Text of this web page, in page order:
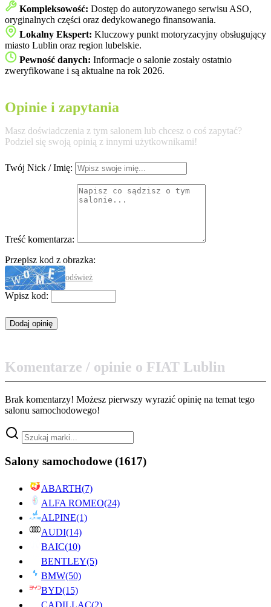
Kompleksowość: Dostęp do autoryzowanego serwisu ASO,
oryginalnych części oraz dedykowanego finansowania.
Lokalny Ekspert: Kluczowy punkt motoryzacyjny obsługujący
miasto Lublin oraz region lubelskie.
Pewność danych: Informacje o salonie zostały ostatnio
zweryfikowane i są aktualne na rok 2026.
Opinie i zapytania
Masz doświadczenia z tym salonem lub chcesz o coś zapytać?
Podziel się swoją opinią z innymi użytkownikami!
Twój Nick / Imię:
Treść komentarza:
Przepisz kod z obrazka:
odśwież
Wpisz kod:
Komentarze / opinie o FIAT Lublin
Brak komentarzy! Możesz pierwszy wyrazić opinię na temat tego
salonu samochodowego!
Salony samochodowe (1617)
ABARTH(7)
ALFA ROMEO(24)
ALPINE(1)
AUDI(14)
BAIC(10)
BENTLEY(5)
BMW(50)
BYD(15)